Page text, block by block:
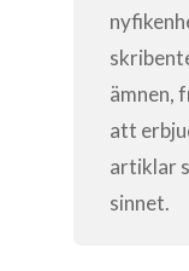
ämnen,
att
artiklar
sinnet.